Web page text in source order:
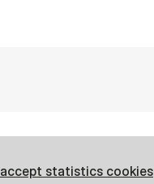
accept statistics cookies